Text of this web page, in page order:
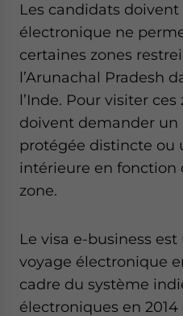
Les candidats
électronique ne
certaines zones
l’Arunachal Pradesh
l’Inde. Pour visiter
doivent demander un
protégée distincte ou
intérieure en fonction
zone.
Le visa e-business
voyage électronique
cadre du système
électroniques en 2014